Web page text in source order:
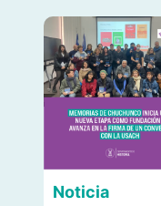
Noticia